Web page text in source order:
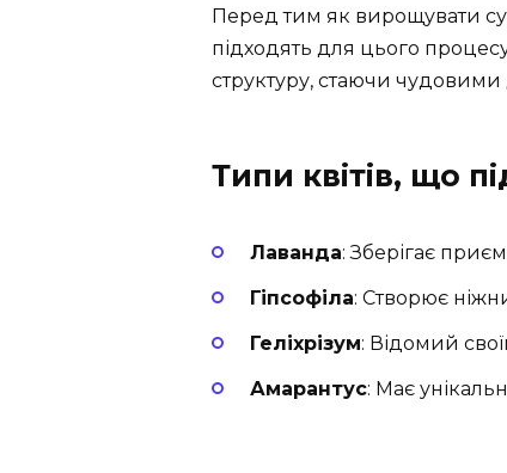
Перед тим як вирощувати
підходять для цього
структуру, стаючи
Типи квітів, що
Лаванда: Зберігає
Гіпсофіла: Створює
Геліхрізум: Відомий
Амарантус: Має